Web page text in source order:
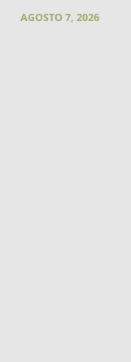
AGOSTO 7, 2026